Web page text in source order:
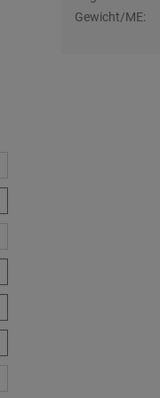
Gewicht/ME: